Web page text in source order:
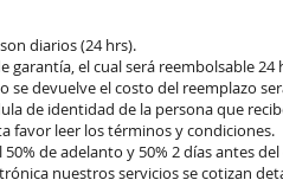
diarios (24 hrs).
garantía, el cual será reembolsable
se devuelve el costo del reemplazo
de identidad de la persona que
favor leer los términos y condiciones.
50% de adelanto y 50% 2 días antes
nuestros servicios se cotizan